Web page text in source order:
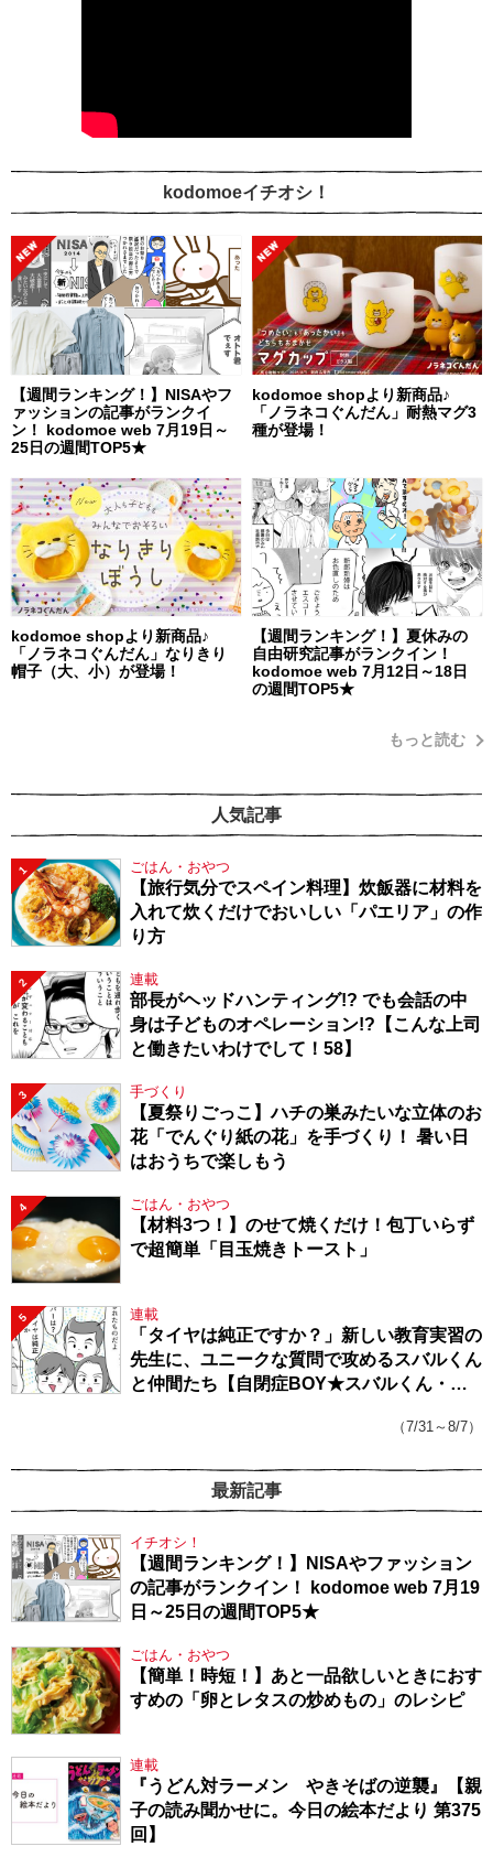
kodomoeイチオシ！
【週間ランキング！】NISAやフ
ァッションの記事がランクイ
ン！ kodomoe web 7月19日～
25日の週間TOP5★
kodomoe shopより新商品♪
「ノラネコぐんだん」耐熱マグ3
種が登場！
kodomoe shopより新商品♪
「ノラネコぐんだん」なりきり
帽子（大、小）が登場！
【週間ランキング！】夏休みの
自由研究記事がランクイン！
kodomoe web 7月12日～18日
の週間TOP5★
もっと読む
人気記事
1 ごはん・おやつ
【旅行気分でスペイン料理】炊飯器に材料を
入れて炊くだけでおいしい「パエリア」の作
り方
2 連載
部長がヘッドハンティング!? でも会話の中
身は子どものオペレーション!?【こんな上司
と働きたいわけでして！58】
3 手づくり
【夏祭りごっこ】ハチの巣みたいな立体のお
花「でんぐり紙の花」を手づくり！ 暑い日
はおうちで楽しもう
4 ごはん・おやつ
【材料3つ！】のせて焼くだけ！包丁いらず
で超簡単「目玉焼きトースト」
5 連載
「タイヤは純正ですか？」新しい教育実習の
先生に、ユニークな質問で攻めるスバルくん
と仲間たち【自閉症BOY★スバルくん・
（7/31～8/7）
最新記事
イチオシ！
【週間ランキング！】NISAやファッション
の記事がランクイン！ kodomoe web 7月19
日～25日の週間TOP5★
ごはん・おやつ
【簡単！時短！】あと一品欲しいときにおす
すめの「卵とレタスの炒めもの」のレシピ
連載
『うどん対ラーメン やきそばの逆襲』【親
子の読み聞かせに。今日の絵本だより 第375
回】